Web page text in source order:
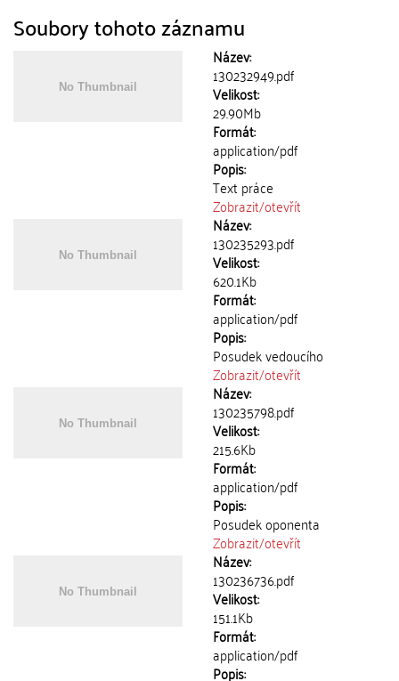
Soubory tohoto záznamu
Název:
130232949.pdf
Velikost:
29.90Mb
Formát:
application/pdf
Popis:
Text práce
Zobrazit/otevřít
Název:
130235293.pdf
Velikost:
620.1Kb
Formát:
application/pdf
Popis:
Posudek vedoucího
Zobrazit/otevřít
Název:
130235798.pdf
Velikost:
215.6Kb
Formát:
application/pdf
Popis:
Posudek oponenta
Zobrazit/otevřít
Název:
130236736.pdf
Velikost:
151.1Kb
Formát:
application/pdf
Popis: